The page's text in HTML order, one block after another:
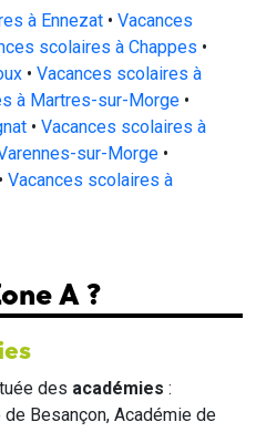
à Ennezat • Vacances
scolaires à Chappes •
• Vacances scolaires à
à Martres-sur-Morge •
• Vacances scolaires à
sur-Morge •
• Vacances scolaires à
A ?
des académies :
Besançon, Académie de